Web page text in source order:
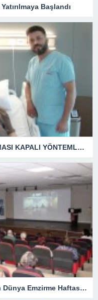
Başlandı
“GİZLİ KANSER” AORT ANEVRİZMASI KAPALI YÖNTEMLE TEDAVİ EDİLDİ
Lüleburgaz Devlet Hastanesi’nden Dünya Emzirme Haftası Katılımı